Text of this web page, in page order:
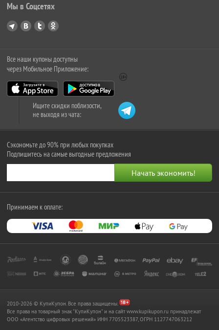
Мы в Соцсетях
Все наши купоны доступны
через Мобильное Приложение:
Ищите скидки поблизости,
не выходя из чата:
Сэкономьте до 90% при любых покупках
Подпишитесь на самые выгодные предложения
Принимаем к оплате:
2010-2026 © КупиКупон. Все права защищены.
Все права на товарный знак "КупиКупон" и на сайт www.kupikupon.ru принадлежат
OOO «Агентство цифровых решений» ИНН 7705523387, ОГРН 1127747063212